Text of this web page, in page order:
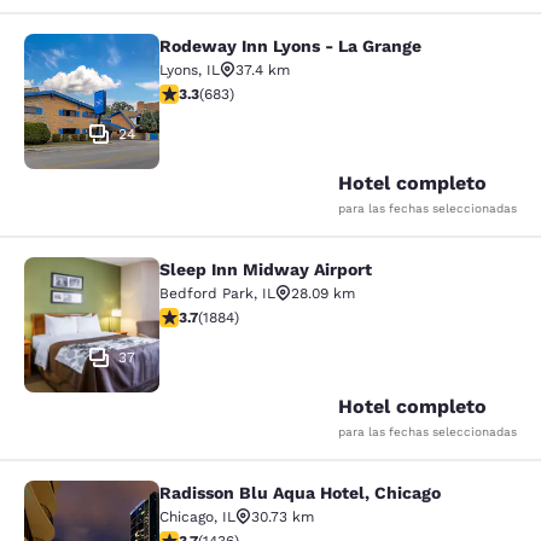
Rodeway Inn Lyons - La Grange
24
Rodeway Inn Lyons - La Grange
Lyons, IL
37.4 km
calificación de 3.33 estrellas. Bueno. 683 reseñas
3.3(683)
Hotel completo
para las fechas seleccionadas
Sleep Inn Midway Airport
37
Sleep Inn Midway Airport
Bedford Park, IL
28.09 km
calificación de 3.71 estrellas. Bueno. 1884 reseñas
3.7(1884)
Hotel completo
para las fechas seleccionadas
Radisson Blu Aqua Hotel, Chicago
Radisson Blu Aqua Hotel, Chicago
Chicago, IL
30.73 km
calificación de 3.66 estrellas. Bueno. 1436 reseñas